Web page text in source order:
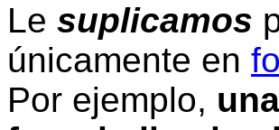
Le suplicamos
únicamente en
Por ejemplo,